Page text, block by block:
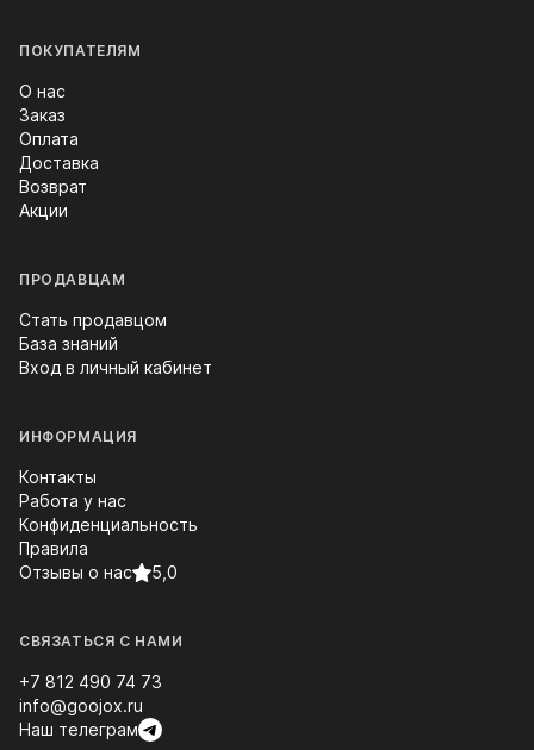
ПОКУПАТЕЛЯМ
О нас
Заказ
Оплата
Доставка
Возврат
Акции
ПРОДАВЦАМ
Стать продавцом
База знаний
Вход в личный кабинет
ИНФОРМАЦИЯ
Контакты
Работа у нас
Конфиденциальность
Правила
Отзывы о нас
5,0
СВЯЗАТЬСЯ С НАМИ
+7 812 490 74 73
info@goojox.ru
Наш телеграм